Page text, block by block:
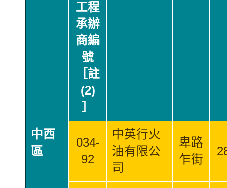
工程
承辦
商編
號
［註
(2)
中西
區
034-
92
中英行火
油有限公
司
卑路
乍街